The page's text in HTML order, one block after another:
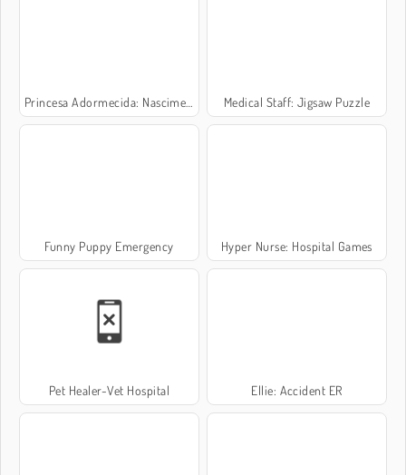
Princesa Adormecida: Nascimento Duplo Medical Staff: Jigsaw Puzzle
Funny Puppy Emergency Hyper Nurse: Hospital Games
Pet Healer-Vet Hospital Ellie: Accident ER